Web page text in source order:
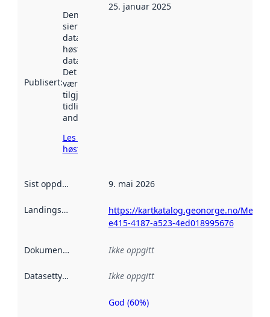
Publisert:
Denne datoen
sier når
datasettet ble
høstet av
data.norge.no.
Det kan ha
vært
tilgjengelig
tidligere
andre steder.
Les mer om
høsting her
25. januar 2025
Sist oppdatert 9. mai 2026
Landingsside
https://kartkatalog.geonorge.no/
e415-4187-a523-4ed018995676
Dokumentasjon Ikke oppgitt
Datasettype Ikke oppgitt
Metadatakvalitet
God (60%)